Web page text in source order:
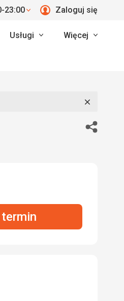
23:00 Zaloguj się
Usługi Więcej